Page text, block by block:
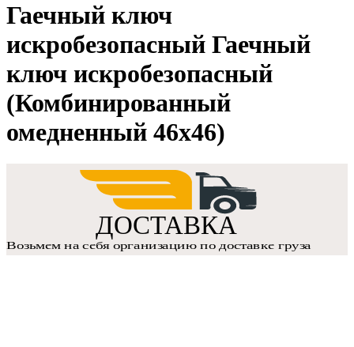
Гаечный ключ
искробезопасный Гаечный
ключ искробезопасный
(Комбинированный
омедненный 46х46)